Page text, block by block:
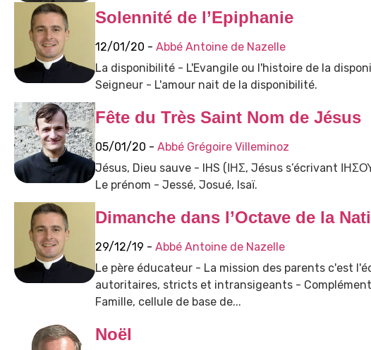
Solennité de l’Epiphanie
12/01/20 - Abbé Antoine de Nazelle
La disponibilité - L'Evangile ou l'histoire de la
Seigneur - L'amour nait de la disponibilité.
Fête du Très Saint Nom de Jésus
05/01/20 - Abbé Grégoire Villeminoz
Jésus, Dieu sauve - IHS (ΙΗΣ, Jésus s’écrivant
Le prénom - Jessé, Josué, Isaï.
Dimanche dans l’Octave de la
29/12/19 - Abbé Antoine de Nazelle
Le père éducateur - La mission des parents c'est
autoritaires, stricts et intransigeants -
Famille, cellule de base de...
Noël